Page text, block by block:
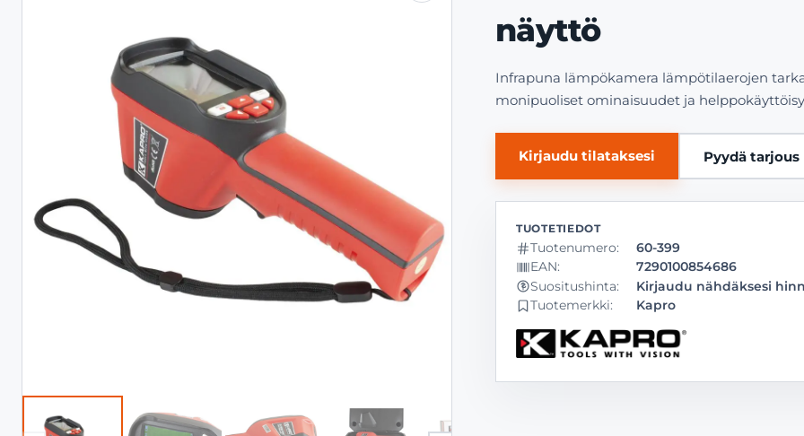
Yritys
Yhteystiedot
näyttö
Infrapuna lämpökamera lämpötilaerojen
monipuoliset ominaisuudet ja
Kirjaudu tilataksesi Pyydä tarjous
Tuotenumero:
60-399
EAN:
7290100854686
Suositushinta:
Kirjaudu nähdäksesi
Tuotemerkki: Kapro